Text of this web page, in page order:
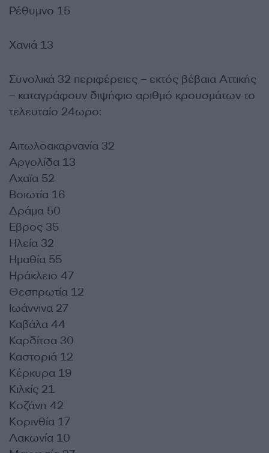
Ρέθυμνο 15
Χανιά 13
Συνολικά 32 περιφέρειες – εκτός βέβαια Αττικής
– καταγράφουν διψήφιο αριθμό κρουσμάτων το
τελευταίο 24ωρο:
Αιτωλοακαρνανία 32
Αργολίδα 13
Αχαϊα 52
Βοιωτία 16
Δράμα 50
Εβρος 35
Ηλεία 32
Ημαθία 55
Ηράκλειο 47
Θεσπρωτία 12
Ιωάννινα 27
Καβάλα 44
Καρδίτσα 30
Καστοριά 12
Κέρκυρα 19
Κιλκίς 21
Κοζάνη 42
Κορινθία 17
Λακωνία 10